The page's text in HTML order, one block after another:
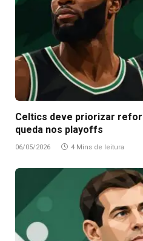
Celtics deve priorizar
queda nos playoffs
06/05/2026 4 Mins de leitura